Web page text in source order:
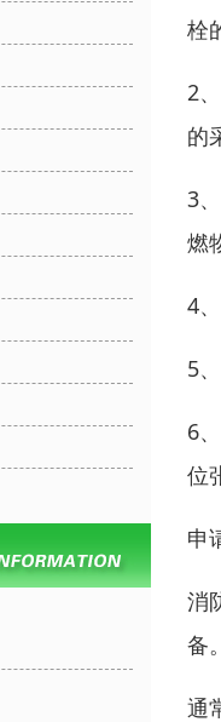
栓
2
的
3
燃
4
5
6
位
申
消
备
通